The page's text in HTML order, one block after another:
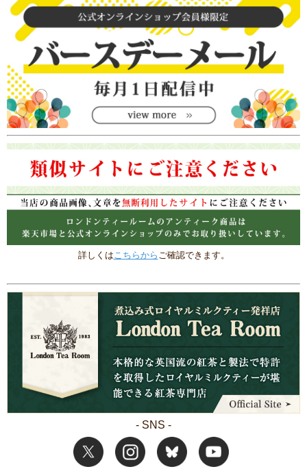
詳しくは こちらから ご確認できます。
- SNS -